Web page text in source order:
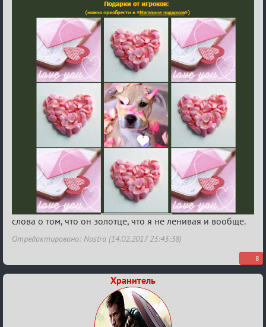
слова о том, что он золотце, что я не ленивая и вообще.
Отредактировано: Nostra (14.02.2017 23:43:38)
8
Хранитель